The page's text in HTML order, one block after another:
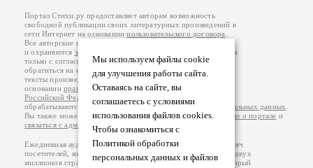
Мы используем файлы cookie
для улучшения работы сайта.
Оставаясь на сайте, вы
соглашаетесь с условиями
использования файлов cookies.
Чтобы ознакомиться с
Политикой обработки
персональных данных и файлов
Портал Стихи.ру предоставляет авторам возможность
свободной публикации своих литературных произведений в
сети Интернет на основаниипользовательского договора
Все авторские права на произведения принадлежат авторам
и охраняются законом
. Перепечатка произведений возможна
только с согласия его автора, к которому вы можете
обратиться на его авторской странице. Ответственность за
тексты произведений авторы несут самостоятельно на
основанииправил публикацииизаконодательства
Российской Федерации
обрабатываются на основанииПолитики обработки персональных данных
Вы также можете посмотреть более подробнуюинформацию о портале и
связаться с администрацией
Ежедневная аудитория портала Стихи.ру – порядка 200 тысяч
посетителей, которые в общей сумме просматривают более двух
миллионов страниц по данным счетчика посещаемости, который